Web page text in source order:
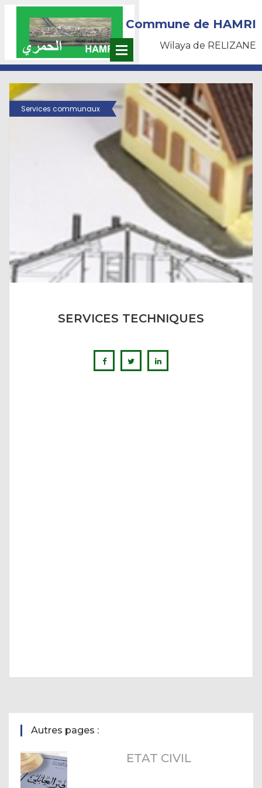
Commune de HAMRI
Wilaya de RELIZANE
Services communaux
SERVICES TECHNIQUES
Autres pages :
ETAT CIVIL